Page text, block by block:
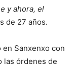
y ahora, el
de 27 años.
Sanxenxo con
las órdenes de